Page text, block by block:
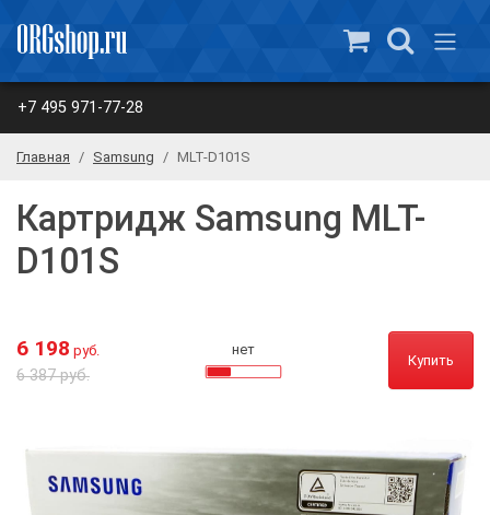
+7 495 971-77-28
Главная Samsung MLT-D101S
Картридж Samsung MLT-
D101S
6 198 руб.
6 387 руб.
нет
Купить